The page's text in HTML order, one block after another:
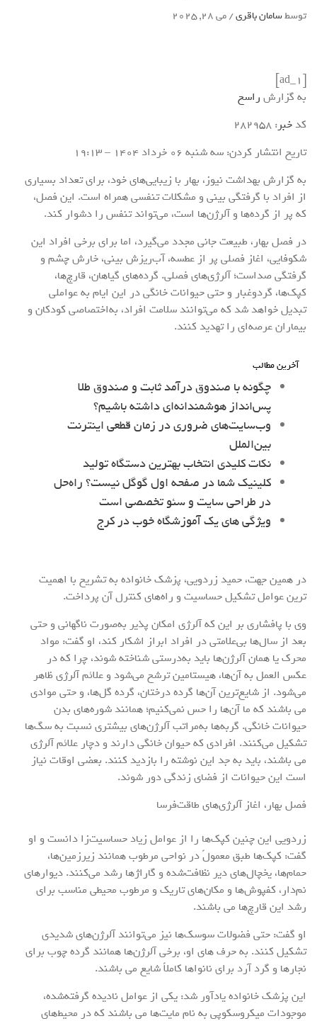
توسطسامان باقری/می 28, 2025
[ad_1]
به گزارش راسخ
کدخبر: 282958
تاریخ انتشار کردن: سه شنبه 06 خرداد 1404 – 19:13
به گزارش بهداشت نیوز، بهار با زیبایی‌های خود، برای تعداد بسیاری
از افراد با گرفتگی بینی و مشکلات تنفسی همراه است. این فصل،
که پر از گرده‌ها و آلرژن‌ها است، می‌تواند تنفس را دشوار کند.
در فصل بهار، طبیعت جانی مجدد می‌گیرد، اما برای برخی افراد این
شکوفایی، اغاز فصلی پر از عطسه، آب‌ریزش بینی، خارش چشم و
گرفتگی صداست؛ آلرژی‌های فصلی. گرده‌های گیاهان، قارچ‌ها،
کپک‌ها، گردوغبار و حتی حیوانات خانگی در این ایام به عواملی
تبدیل خواهد شد که می‌توانند سلامت افراد، به‌اختصاصی کودکان و
بیماران عرصه‌ای را تهدید کنند.
آخرین مطالب
چگونه با صندوق درآمد ثابت و صندوق طلا
پس‌انداز هوشمندانه‌ای داشته باشیم؟
وب‌سایت‌های ضروری در زمان قطعی اینترنت
بین‌الملل
نکات کلیدی انتخاب بهترین دستگاه تولید
کلینیک شما در صفحه اول گوگل نیست؟ راه‌حل
در طراحی سایت و سئو تخصصی است
ویژگی های یک آموزشگاه خوب در کرج
در همین جهت، حمید زردویی، پزشک خانواده به تشریح با اهمیت
ترین عوامل تشکیل حساسیت و راه‌های کنترل آن پرداخت.
وی با پافشاری بر این که آلرژی امکان پذیر به‌صورت ناگهانی و حتی
بعد از سال‌ها بی‌علامتی در افراد ابراز اشکار کند، او گفت: مواد
محرک یا همان آلرژن‌ها باید به‌درستی شناخته شوند، چرا که در
عکس العمل به آن‌ها، هیستامین ترشح می‌شود و علائم آلرژی ظاهر
می‌شود. از شایع‌ترین آن‌ها گرده درختان، گرده گل‌ها، و حتی موادی
می باشند که ما آن‌ها را حس نمی‌کنیم؛ همانند شوره‌های بدن
حیوانات خانگی. گربه‌ها به‌مراتب آلرژن‌های بیشتری نسبت به سگ‌ها
تشکیل می‌کنند. افرادی که حیوان خانگی دارند و دچار علائم آلرژی
می باشند، باید به جد این نوشته را بازدید کنند. بعضی اوقات نیاز
است این حیوانات از فضای زندگی دور شوند.
فصل بهار، اغاز آلرژی‌های طاقت‌فرسا
زردویی این چنین کپک‌ها را از عوامل زیاد حساسیت‌زا دانست و او
گفت: کپک‌ها طبق معمولً در نواحی مرطوب همانند زیرزمین‌ها،
حمام‌ها، یخچال‌های دیر نظافت‌شده و گاراژها رشد می‌کنند. دیوارهای
نم‌دار، کفپوش‌ها و مکان‌های تاریک و مرطوب محیطی مناسب برای
رشد این قارچ‌ها می باشند.
او گفت: حتی فضولات سوسک‌ها نیز می‌توانند آلرژن‌های شدیدی
تشکیل کنند. به حرف های او، برخی آلرژن‌ها همانند گرده چوب برای
نجارها و گرد آرد برای نانواها کاملاً شایع می باشند.
این پزشک خانواده یادآور شد: یکی از عوامل نادیده گرفته‌شده،
موجودات میکروسکوپی به نام مایت‌ها می باشند که در محیط‌های